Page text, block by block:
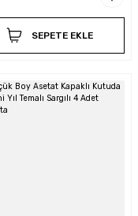
SEPETE EKLE